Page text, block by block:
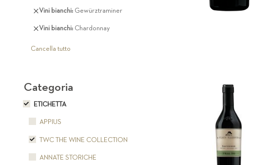
articolo
Vini bianchi Gewürztraminer
Rimuovi
articolo
Vini bianchi Chardonnay
Rimuovi
articolo
Cancella tutto
Categoria
ETICHETTA
APPIUS
TWC THE WINE COLLECTION
ANNATE STORICHE